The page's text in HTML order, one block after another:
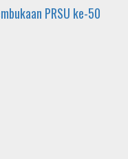
PRSU ke-50